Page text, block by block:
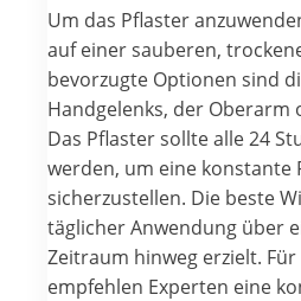
Um das Pflaster
auf einer sauberen,
bevorzugte Optionen sind
Handgelenks, der Oberarm
Das Pflaster sollte alle 24
werden, um eine konstante
sicherzustellen. Die beste
täglicher Anwendung über
Zeitraum hinweg erzielt.
empfehlen Experten eine